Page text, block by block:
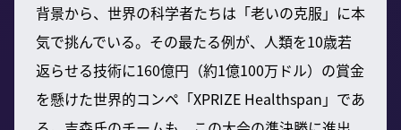
背景から、世界の科学者たちは「老いの克服」に本
気で挑んでいる。その最たる例が、人類を10歳若
返らせる技術に160億円（約1億100万ドル）の賞金
を懸けた世界的コンペ「XPRIZE Healthspan」であ